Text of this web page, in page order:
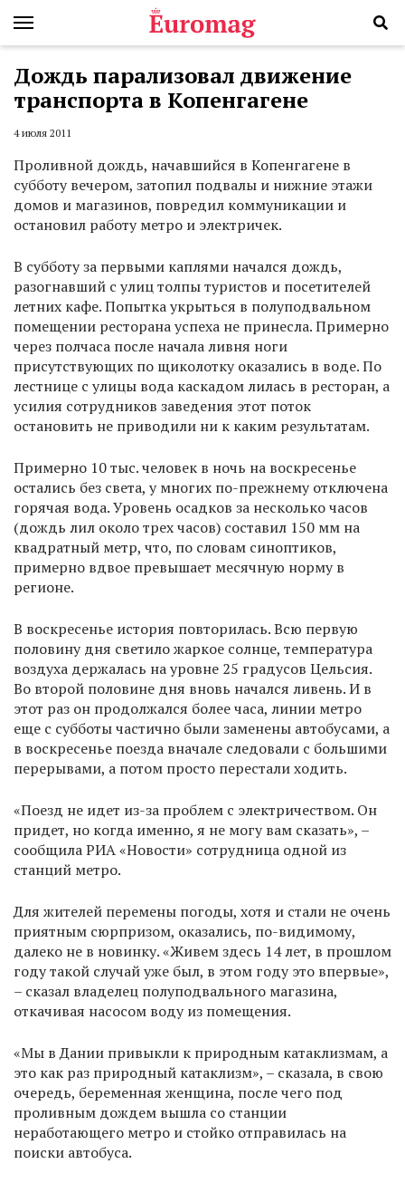
Дождь парализовал движение
транспорта в Копенгагене
4 июля 2011
Проливной дождь, начавшийся в Копенгагене в
субботу вечером, затопил подвалы и нижние этажи
домов и магазинов, повредил коммуникации и
остановил работу метро и электричек.
В субботу за первыми каплями начался дождь,
разогнавший с улиц толпы туристов и посетителей
летних кафе. Попытка укрыться в полуподвальном
помещении ресторана успеха не принесла. Примерно
через полчаса после начала ливня ноги
присутствующих по щиколотку оказались в воде. По
лестнице с улицы вода каскадом лилась в ресторан, а
усилия сотрудников заведения этот поток
остановить не приводили ни к каким результатам.
Примерно 10 тыс. человек в ночь на воскресенье
остались без света, у многих по-прежнему отключена
горячая вода. Уровень осадков за несколько часов
(дождь лил около трех часов) составил 150 мм на
квадратный метр, что, по словам синоптиков,
примерно вдвое превышает месячную норму в
регионе.
В воскресенье история повторилась. Всю первую
половину дня светило жаркое солнце, температура
воздуха держалась на уровне 25 градусов Цельсия.
Во второй половине дня вновь начался ливень. И в
этот раз он продолжался более часа, линии метро
еще с субботы частично были заменены автобусами, а
в воскресенье поезда вначале следовали с большими
перерывами, а потом просто перестали ходить.
«Поезд не идет из-за проблем с электричеством. Он
придет, но когда именно, я не могу вам сказать», –
сообщила РИА «Новости» сотрудница одной из
станций метро.
Для жителей перемены погоды, хотя и стали не очень
приятным сюрпризом, оказались, по-видимому,
далеко не в новинку. «Живем здесь 14 лет, в прошлом
году такой случай уже был, в этом году это впервые»,
– сказал владелец полуподвального магазина,
откачивая насосом воду из помещения.
«Мы в Дании привыкли к природным катаклизмам, а
это как раз природный катаклизм», – сказала, в свою
очередь, беременная женщина, после чего под
проливным дождем вышла со станции
неработающего метро и стойко отправилась на
поиски автобуса.